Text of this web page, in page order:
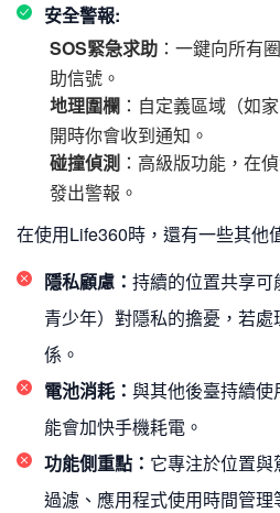
安全警報:
SOS緊急求助 ：一鍵向所有
助信號。
地理圍欄 ：自定義區域（如
開時你會收到通知。
碰撞偵測 ：高級版功能，在
發出警報。
在使用Life360時，還有一些其他
隱私顧慮： 持續的位置共享
青少年）對隱私的擔憂，若
係。
電池消耗： 與其他後臺持續
能會加快手機耗電。
功能側重點： 它專注於位置
過濾、應用程式使用時間管理